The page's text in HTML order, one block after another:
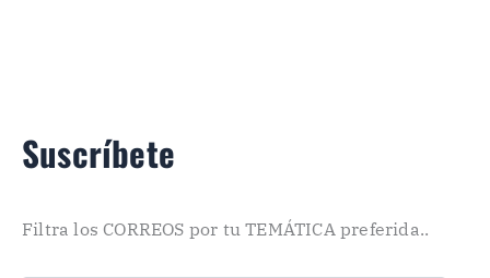
Suscríbete
Filtra los CORREOS por tu TEMÁTICA preferida..